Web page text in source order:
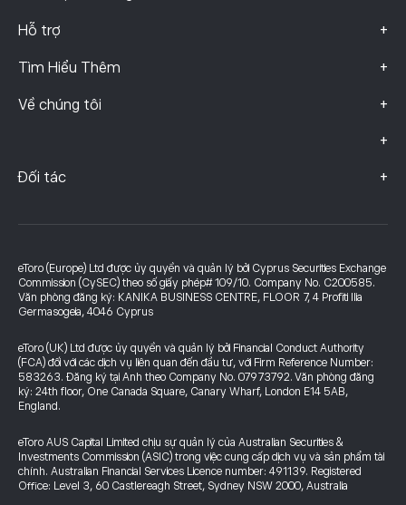
Hỗ trợ +
Tìm Hiểu Thêm +
Về chúng tôi +
+
Đối tác +
eToro (Europe) Ltd được ủy quyền và quản lý bởi Cyprus Securities Exchange
Commission (CySEC) theo số giấy phép# 109/10. Company No. C200585.
Văn phòng đăng ký: KANIKA BUSINESS CENTRE, FLOOR 7, 4 Profiti Ilia
Germasogeia, 4046 Cyprus
eToro (UK) Ltd được ủy quyền và quản lý bởi Financial Conduct Authority
(FCA) đối với các dịch vụ liên quan đến đầu tư, với Firm Reference Number:
583263. Đăng ký tại Anh theo Company No. 07973792. Văn phòng đăng
ký: 24th floor, One Canada Square, Canary Wharf, London E14 5AB,
England.
eToro AUS Capital Limited chịu sự quản lý của Australian Securities &
Investments Commission (ASIC) trong việc cung cấp dịch vụ và sản phẩm tài
chính. Australian Financial Services Licence number: 491139. Registered
Office: Level 3, 60 Castlereagh Street, Sydney NSW 2000, Australia